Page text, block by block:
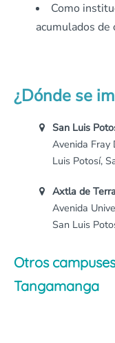
Como
acumulados de
¿Dónde se
San Luis
Avenida
Luis Potosí,
Axtla de
Avenida
San Luis
Otros
Tangamanga